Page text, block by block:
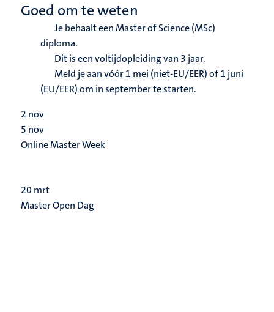
Goed om te weten
Je behaalt een Master of Science (MSc)
diploma.
Dit is een voltijdopleiding van 3 jaar.
Meld je aan vóór 1 mei (niet-EU/EER) of 1 juni
(EU/EER) om in september te starten.
2 nov
5 nov
Online Master Week
20 mrt
Master Open Dag